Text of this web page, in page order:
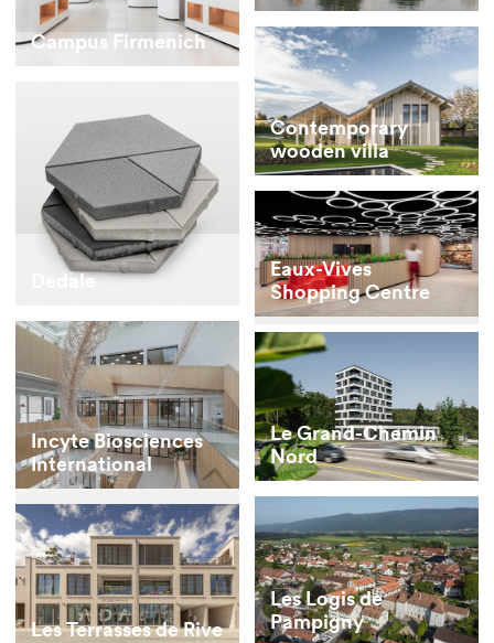
Campus Firmenich
Contemporary
wooden villa
Dedale
Eaux-Vives
Shopping Centre
Incyte Biosciences
International
Le Grand-Chemin
Nord
Les Logis de
Pampigny
Les Terrasses de Rive